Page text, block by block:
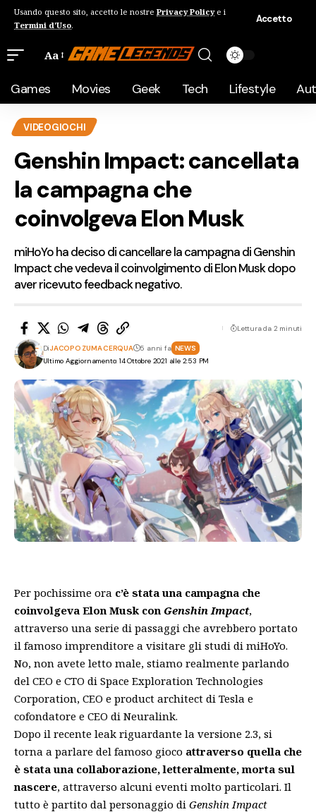
Usando questo sito, accetto le nostre Privacy Policye i
Termini d'Uso.
Accetto
Aa
Games Movies Geek Tech Lifestyle
VIDEOGIOCHI
Genshin Impact: cancellata
la campagna che
coinvolgeva Elon Musk
miHoYo ha deciso di cancellare la campagna di Genshin
Impact che vedeva il coinvolgimento di Elon Musk dopo
aver ricevuto feedback negativo.
Ultimo Aggiornamento: 14 Ottobre 2021 alle 2:53 PM
DiJACOPO ZUMA CERQUA 5 anni fa NEWS
Lettura da 2 minuti
Per pochissime ora c’è stata una campagna che
coinvolgeva Elon Musk con Genshin Impact,
attraverso una serie di passaggi che avrebbero portato
il famoso imprenditore a visitare gli studi di miHoYo.
No, non avete letto male, stiamo realmente parlando
del CEO e CTO di Space Exploration Technologies
Corporation, CEO e product architect di Tesla e
cofondatore e CEO di Neuralink.
Dopo il recente leak riguardante la versione 2.3, si
torna a parlare del famoso gioco attraverso quella che
è stata una collaborazione, letteralmente, morta sul
nascere, attraverso alcuni eventi molto particolari. Il
tutto è partito dal personaggio di Genshin Impact